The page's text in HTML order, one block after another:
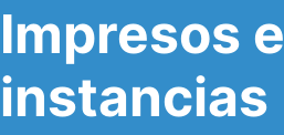
Impresos e
instancias